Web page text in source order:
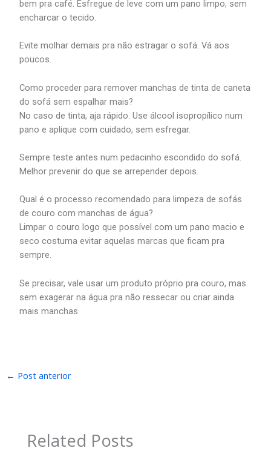
bem pra café. Esfregue de leve com um pano limpo, sem
encharcar o tecido.
Evite molhar demais pra não estragar o sofá. Vá aos
poucos.
Como proceder para remover manchas de tinta de caneta
do sofá sem espalhar mais?
No caso de tinta, aja rápido. Use álcool isopropílico num
pano e aplique com cuidado, sem esfregar.
Sempre teste antes num pedacinho escondido do sofá.
Melhor prevenir do que se arrepender depois.
Qual é o processo recomendado para limpeza de sofás
de couro com manchas de água?
Limpar o couro logo que possível com um pano macio e
seco costuma evitar aquelas marcas que ficam pra
sempre.
Se precisar, vale usar um produto próprio pra couro, mas
sem exagerar na água pra não ressecar ou criar ainda
mais manchas.
← Post anterior
Related Posts